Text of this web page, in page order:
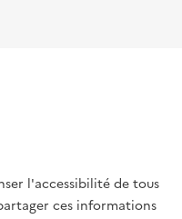
l'accessibilité de tous
ces informations